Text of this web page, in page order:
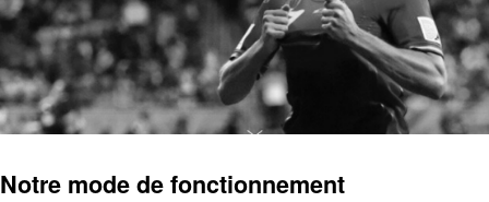
Notre mode de fonctionnement